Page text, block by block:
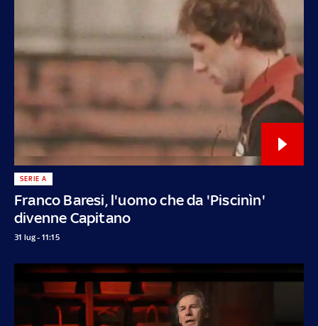
Franco Baresi, l'uomo che da 'Piscinìn'
divenne Capitano
SERIE A
31 lug - 11:15